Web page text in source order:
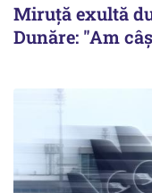
Miruță exultă
Dunăre: "Am